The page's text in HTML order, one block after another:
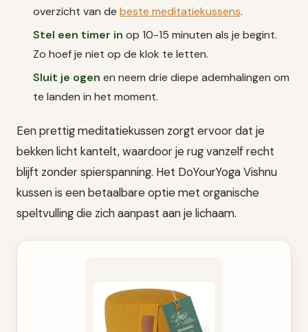
overzicht van de beste meditatiekussens.
Stel een timer in op 10-15 minuten als je begint.
Zo hoef je niet op de klok te letten.
Sluit je ogen en neem drie diepe ademhalingen om
te landen in het moment.
Een prettig meditatiekussen zorgt ervoor dat je
bekken licht kantelt, waardoor je rug vanzelf recht
blijft zonder spierspanning. Het DoYourYoga Vishnu
kussen is een betaalbare optie met organische
speltvulling die zich aanpast aan je lichaam.